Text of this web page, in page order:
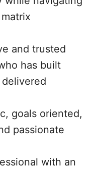
and trusted
has built
goals oriented,
passionate
with an